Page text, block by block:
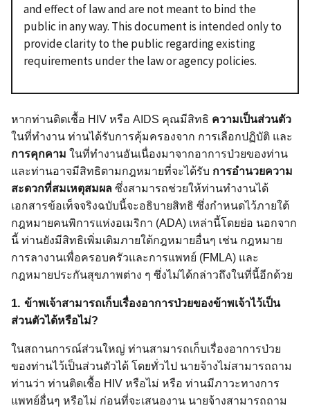
and effect of law and are not meant to bind the
public in any way. This document is intended only to
provide clarity to the public regarding existing
requirements under the law or agency policies.
หากท่านติดเชื้อ HIV หรือ AIDS คุณมีสิทธิ ความเป็นส่วนตัว
ในที่ทำงาน ท่านได้รับการคุ้มครองจาก การเลือกปฏิบัติ และ
การคุกคาม ในที่ทำงานอันเนื่องมาจากอาการป่วยของท่าน
และท่านอาจมีสิทธิตามกฎหมายที่จะได้รับ การอำนวยความ
สะดวกที่สมเหตุสมผล ซึ่งสามารถช่วยให้ท่านทำงานได้
เอกสารข้อเท็จจริงฉบับนี้จะอธิบายสิทธิ ซึ่งกำหนดไว้ภายใต้
กฎหมายคนพิการแห่งอเมริกา (ADA) เหล่านี้โดยย่อ นอกจาก
นี้ ท่านยังมีสิทธิเพิ่มเติมภายใต้กฎหมายอื่นๆ เช่น กฎหมาย
การลางานเพื่อครอบครัวและการแพทย์ (FMLA) และ
กฎหมายประกันสุขภาพต่าง ๆ ซึ่งไม่ได้กล่าวถึงในที่นี้อีกด้วย
1. ข้าพเจ้าสามารถเก็บเรื่องอาการป่วยของข้าพเจ้าไว้เป็น
ส่วนตัวได้หรือไม่?
ในสถานการณ์ส่วนใหญ่ ท่านสามารถเก็บเรื่องอาการป่วย
ของท่านไว้เป็นส่วนตัวได้ โดยทั่วไป นายจ้างไม่สามารถถาม
ท่านว่า ท่านติดเชื้อ HIV หรือไม่ หรือ ท่านมีภาวะทางการ
แพทย์อื่นๆ หรือไม่ ก่อนที่จะเสนองาน นายจ้างสามารถถาม